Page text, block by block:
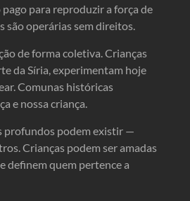
para reproduzir a força de
são operárias sem direitos.
de forma coletiva. Crianças
da Síria, experimentam hoje
Comunas históricas
e nossa criança.
profundos podem existir —
Crianças podem ser amadas
definem quem pertence a